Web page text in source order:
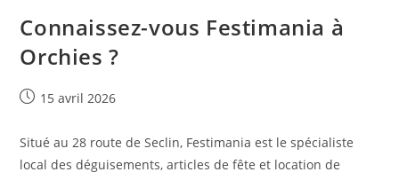
Connaissez-vous Festimania à
Orchies ?
15 avril 2026
Situé au 28 route de Seclin, Festimania est le spécialiste
local des déguisements, articles de fête et location de